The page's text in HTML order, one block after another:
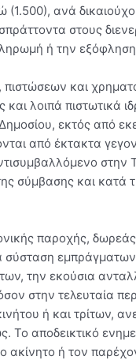
(1.500), ανά
στους
ή την
και
λοιπά πιστωτικά
εκτός από
από έκτακτα
στην
σύμβασης και κατά
παροχής,
σύσταση εμπράγματων
την εκούσια
στην τελευταία
ή και τρίτων,
Το αποδεικτικό
ακίνητο ή τον